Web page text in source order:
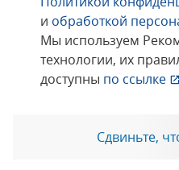
Пример #1:
увеличения
и обработкой
Мы используем
технологии, их
доступны по ссылке
Сдвиньте,